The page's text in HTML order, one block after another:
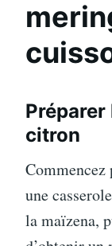
Préparer
citron
Commencez
une
la maïzena,